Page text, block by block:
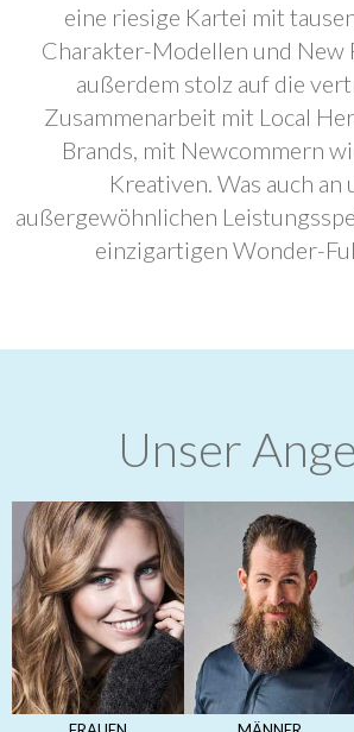
eine riesige Kartei mit
Charakter-Modellen und New
außerdem stolz auf die
Zusammenarbeit mit Local
Brands, mit Newcommern
Kreativen. Was auch an
außergewöhnlichen
einzigartigen Wonder-
Unser